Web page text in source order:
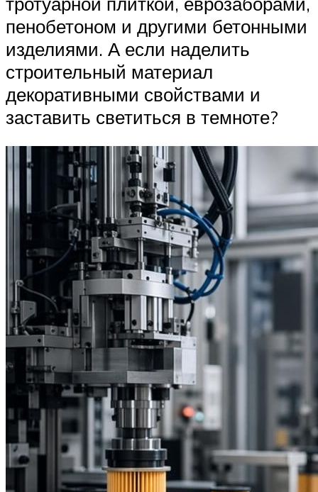
пенобетоном и другими бетонными
изделиями. А если наделить
строительный материал
декоративными свойствами и
заставить светиться в темноте?